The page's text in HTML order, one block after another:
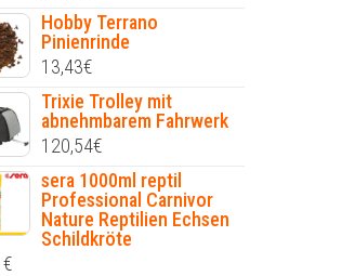
Hobby Terrano
Pinienrinde
13,43€
Trixie Trolley mit
abnehmbarem Fahrwerk
120,54€
sera 1000ml reptil
Professional Carnivor
Nature Reptilien Echsen
Schildkröte
€